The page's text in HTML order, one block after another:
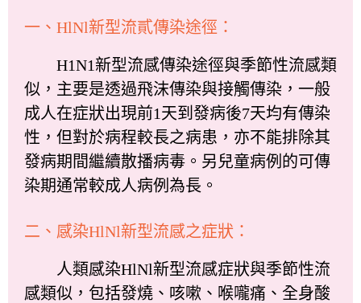
一、HlNl新型流貳傳染途徑：
H1N1新型流感傳染途徑與季節性流感類
似，主要是透過飛沫傳染與接觸傳染，一般
成人在症狀出現前1天到發病後7天均有傳染
性，但對於病程較長之病患，亦不能排除其
發病期間繼續散播病毒。另兒童病例的可傳
染期通常較成人病例為長。
二、感染HlNl新型流感之症狀：
人類感染HlNl新型流感症狀與季節性流
感類似，包括發燒、咳嗽、喉嚨痛、全身酸